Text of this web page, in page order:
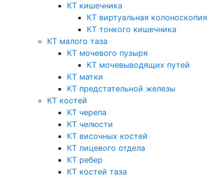
КТ кишечника
КТ виртуальная колоноскопия
КТ тонкого кишечника
КТ малого таза
КТ мочевого пузыря
КТ мочевыводящих путей
КТ матки
КТ предстательной железы
КТ костей
КТ черепа
КТ челюсти
КТ височных костей
КТ лицевого отдела
КТ ребер
КТ костей таза